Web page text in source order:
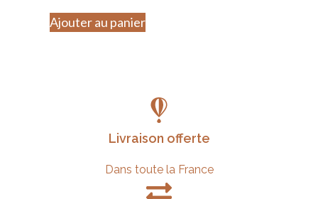
Ajouter au panier
Livraison offerte
Dans toute la France